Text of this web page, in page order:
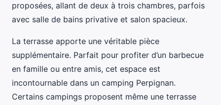
proposées, allant de deux à trois chambres, parfois
avec salle de bains privative et salon spacieux.
La terrasse apporte une véritable pièce
supplémentaire. Parfait pour profiter d’un barbecue
en famille ou entre amis, cet espace est
incontournable dans un camping Perpignan.
Certains campings proposent même une terrasse